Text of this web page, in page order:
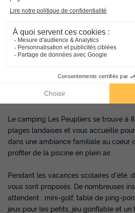
LesPlusde l'établissement
Piscine chauffée extérieure avec
A proximité de la mer et du Médoc
Le camping Les Peupliers se trouve à
plages landaises et vous accueille
dans une ambiance familiale au coeur
profiter de la piscine en plein air.
Pendant les vacances scolaires d'été,
vous sont proposés. De nombreuses
attendent : mini-golf, table de ping-
jeux pour les petits, jeu gonflable et un